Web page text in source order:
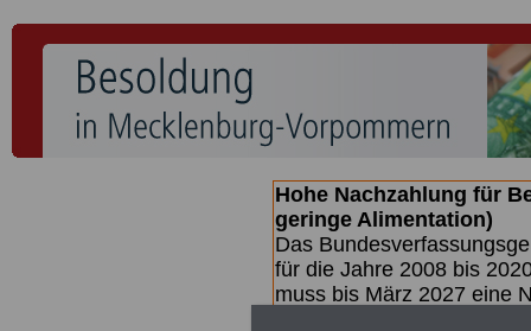
Hohe Nachzahlung für
geringe Alimentation)
Das
für die Jahre 2008 bis
muss bis März 2027 eine